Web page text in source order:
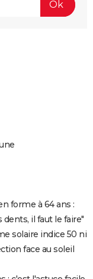
forme à 64 ans :
il faut le faire"
solaire indice 50 ni
face au soleil